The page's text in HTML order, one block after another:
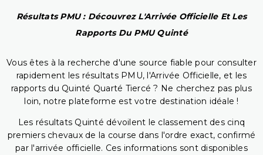
Résultats PMU : Découvrez L'Arrivée Officielle Et Les
Rapports Du PMU Quinté
Vous êtes à la recherche d'une source fiable pour consulter
rapidement les résultats PMU, l'Arrivée Officielle, et les
rapports du Quinté Quarté Tiercé ? Ne cherchez pas plus
loin, notre plateforme est votre destination idéale !
Les résultats Quinté dévoilent le classement des cinq
premiers chevaux de la course dans l'ordre exact, confirmé
par l'arrivée officielle. Ces informations sont disponibles